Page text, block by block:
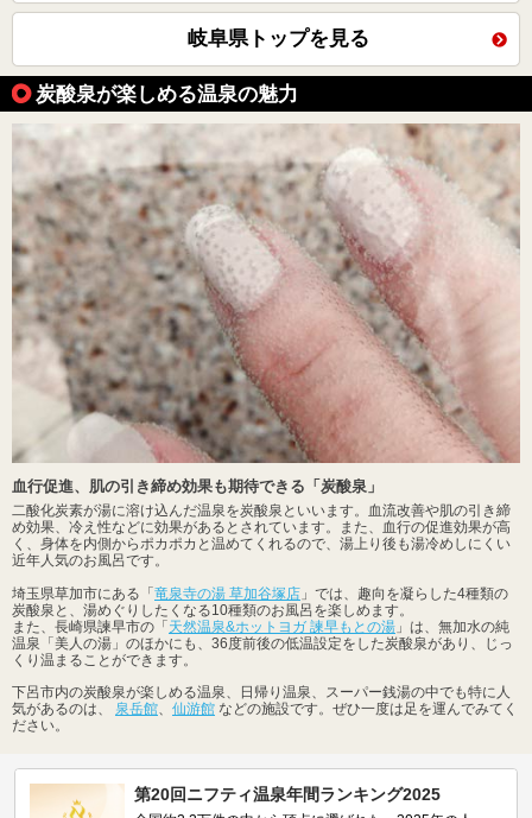
岐阜県トップを見る
炭酸泉が楽しめる温泉の魅力
血行促進、肌の引き締め効果も期待できる「炭酸泉」
二酸化炭素が湯に溶け込んだ温泉を炭酸泉といいます。血流改善や肌の引き締
め効果、冷え性などに効果があるとされています。また、血行の促進効果が高
く、身体を内側からポカポカと温めてくれるので、湯上り後も湯冷めしにくい
近年人気のお風呂です。
埼玉県草加市にある「竜泉寺の湯 草加谷塚店 」では、趣向を凝らした4種類の
炭酸泉と、湯めぐりしたくなる10種類のお風呂を楽しめます。
また、長崎県諫早市の「天然温泉&ホットヨガ 諫早もとの湯 」は、無加水の純
温泉「美人の湯」のほかにも、36度前後の低温設定をした炭酸泉があり、じっ
くり温まることができます。
下呂市内の炭酸泉が楽しめる温泉、日帰り温泉、スーパー銭湯の中でも特に人
気があるのは、 泉岳館 仙游館 などの施設です。ぜひ一度は足を運んでみてく
ださい。
第20回ニフティ温泉年間ランキング2025